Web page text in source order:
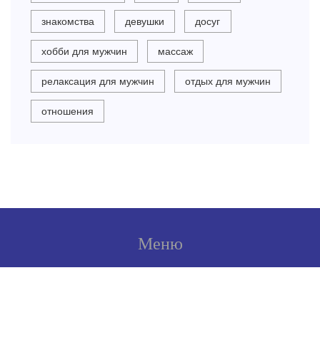
знакомства девушки досуг
хобби для мужчин массаж
релаксация для мужчин отдых для мужчин
отношения
Меню
О нас